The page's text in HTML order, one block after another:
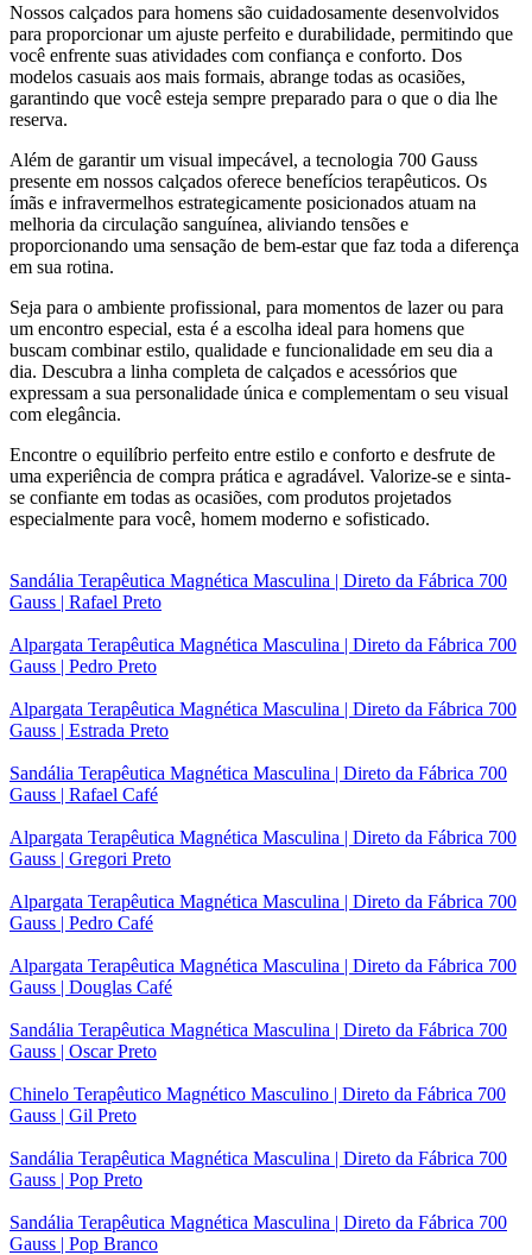
Nossos calçados para homens são cuidadosamente desenvolvidos
para proporcionar um ajuste perfeito e durabilidade, permitindo que
você enfrente suas atividades com confiança e conforto. Dos
modelos casuais aos mais formais, abrange todas as ocasiões,
garantindo que você esteja sempre preparado para o que o dia lhe
reserva.
Além de garantir um visual impecável, a tecnologia 700 Gauss
presente em nossos calçados oferece benefícios terapêuticos. Os
ímãs e infravermelhos estrategicamente posicionados atuam na
melhoria da circulação sanguínea, aliviando tensões e
proporcionando uma sensação de bem-estar que faz toda a diferença
em sua rotina.
Seja para o ambiente profissional, para momentos de lazer ou para
um encontro especial, esta é a escolha ideal para homens que
buscam combinar estilo, qualidade e funcionalidade em seu dia a
dia. Descubra a linha completa de calçados e acessórios que
expressam a sua personalidade única e complementam o seu visual
com elegância.
Encontre o equilíbrio perfeito entre estilo e conforto e desfrute de
uma experiência de compra prática e agradável. Valorize-se e sinta-
se confiante em todas as ocasiões, com produtos projetados
especialmente para você, homem moderno e sofisticado.
Sandália Terapêutica Magnética Masculina | Direto da Fábrica 700
Gauss | Rafael Preto
Alpargata Terapêutica Magnética Masculina | Direto da Fábrica 700
Gauss | Pedro Preto
Alpargata Terapêutica Magnética Masculina | Direto da Fábrica 700
Gauss | Estrada Preto
Sandália Terapêutica Magnética Masculina | Direto da Fábrica 700
Gauss | Rafael Café
Alpargata Terapêutica Magnética Masculina | Direto da Fábrica 700
Gauss | Gregori Preto
Alpargata Terapêutica Magnética Masculina | Direto da Fábrica 700
Gauss | Pedro Café
Alpargata Terapêutica Magnética Masculina | Direto da Fábrica 700
Gauss | Douglas Café
Sandália Terapêutica Magnética Masculina | Direto da Fábrica 700
Gauss | Oscar Preto
Chinelo Terapêutico Magnético Masculino | Direto da Fábrica 700
Gauss | Gil Preto
Sandália Terapêutica Magnética Masculina | Direto da Fábrica 700
Gauss | Pop Preto
Sandália Terapêutica Magnética Masculina | Direto da Fábrica 700
Gauss | Pop Branco